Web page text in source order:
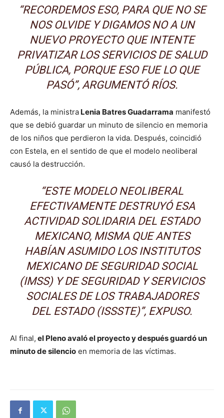
“RECORDEMOS ESO, PARA QUE NO SE
NOS OLVIDE Y DIGAMOS NO A UN
NUEVO PROYECTO QUE INTENTE
PRIVATIZAR LOS SERVICIOS DE SALUD
PÚBLICA, PORQUE ESO FUE LO QUE
PASÓ”, ARGUMENTÓ RÍOS.
Además, la ministra Lenia Batres Guadarrama manifestó
que se debió guardar un minuto de silencio en memoria
de los niños que perdieron la vida. Después, coincidió
con Estela, en el sentido de que el modelo neoliberal
causó la destrucción.
“ESTE MODELO NEOLIBERAL
EFECTIVAMENTE DESTRUYÓ ESA
ACTIVIDAD SOLIDARIA DEL ESTADO
MEXICANO, MISMA QUE ANTES
HABÍAN ASUMIDO LOS INSTITUTOS
MEXICANO DE SEGURIDAD SOCIAL
(IMSS) Y DE SEGURIDAD Y SERVICIOS
SOCIALES DE LOS TRABAJADORES
DEL ESTADO (ISSSTE)”, EXPUSO.
Al final, el Pleno avaló el proyecto y después guardó un
minuto de silencio en memoria de las víctimas.